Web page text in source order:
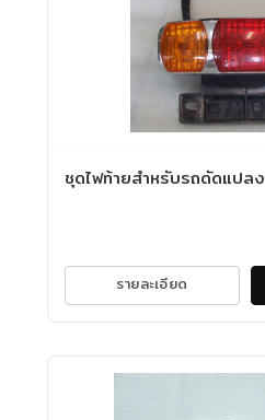
ชุดไฟท้ายสำหรับรถดัดแปลง
รายละเอียด